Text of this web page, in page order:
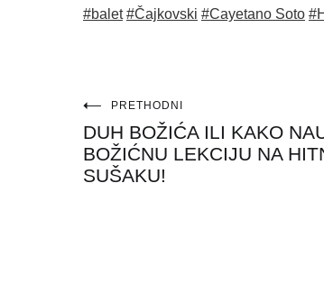
#balet #Čajkovski #Cayetano Soto
Navigacija
objava
PRETHODNI
DUH BOŽIĆA ILI KAKO
BOŽIĆNU LEKCIJU NA
SUŠAKU!